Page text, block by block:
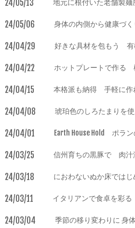
24/05/13 地元に根付いた老舗製
24/05/06 身体の内側から健康づ
24/04/29 好きな具材を包もう 有
24/04/22 ホットプレートで作る
24/04/15 本格派も納得 手軽に作
24/04/08 琥珀色のしろたまりを
24/04/01 Earth House Hold ポラ
24/03/25 信州育ちの黒豚で 肉汁
24/03/18 におわないぬか床では
24/03/11 イタリアンで食卓を彩
24/03/04 季節の移り変わりに 身